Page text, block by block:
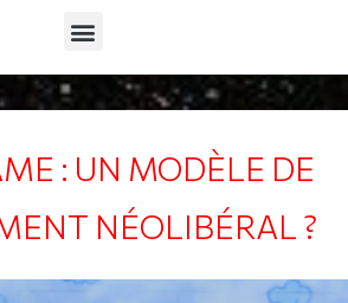
Menu
: UN MODÈLE DE
NÉOLIBÉRAL ?